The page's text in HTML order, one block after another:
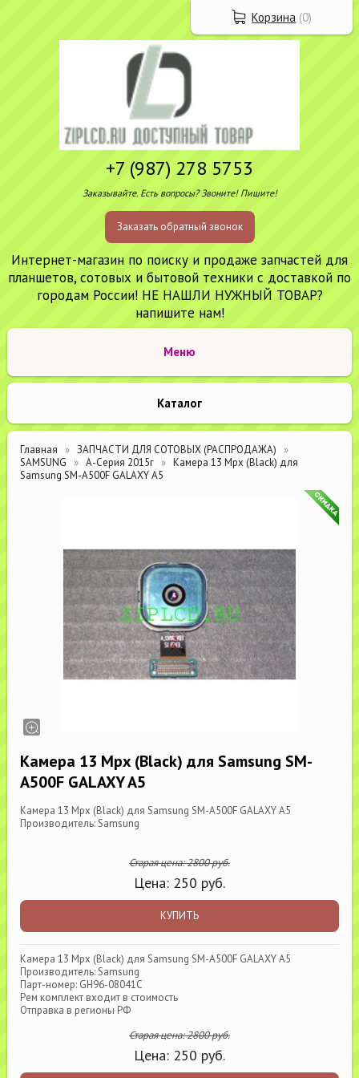
+7 (987) 278 5753
Заказывайте. Есть вопросы? Звоните! Пишите!
Заказать обратный звонок
Интернет-магазин по поиску и продаже запчастей для
планшетов, сотовых и бытовой техники с доставкой по
городам России! НЕ НАШЛИ НУЖНЫЙ ТОВАР?
напишите нам!
Каталог
Главная
ЗАПЧАСТИ ДЛЯ СОТОВЫХ (РАСПРОДАЖА)
SAMSUNG
А-Серия 2015г
Камера 13 Mpx (Black) для
Samsung SM-A500F GALAXY A5
Камера 13 Mpx (Black) для Samsung SM-
A500F GALAXY A5
Камера 13 Mpx (Black) для Samsung SM-A500F GALAXY A5
Производитель: Samsung
Старая цена:2800руб.
Цена: 250 руб.
КУПИТЬ
Камера 13 Mpx (Black) для Samsung SM-A500F GALAXY A5
Производитель: Samsung
Парт-номер: GH96-08041C
Рем комплект входит в стоимость
Отправка в регионы РФ
Старая цена:2800руб.
Цена: 250 руб.
Корзина (0)